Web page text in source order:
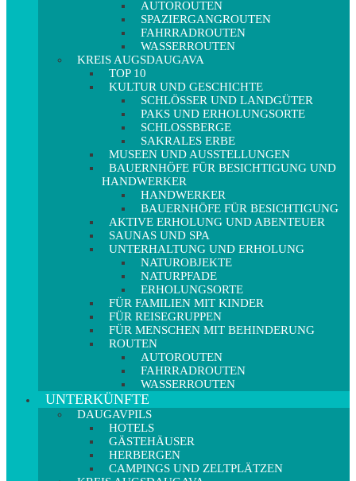
AUTOROUTEN
SPAZIERGANGROUTEN
FAHRRADROUTEN
WASSERROUTEN
KREIS AUGSDAUGAVA
TOP 10
KULTUR UND GESCHICHTE
SCHLÖSSER UND LANDGÜTER
PAKS UND ERHOLUNGSORTE
SCHLOSSBERGE
SAKRALES ERBE
MUSEEN UND AUSSTELLUNGEN
BAUERNHÖFE FÜR BESICHTIGUNG UND
HANDWERKER
HANDWERKER
BAUERNHÖFE FÜR BESICHTIGUNG
AKTIVE ERHOLUNG UND ABENTEUER
SAUNAS UND SPA
UNTERHALTUNG UND ERHOLUNG
NATUROBJEKTE
NATURPFADE
ERHOLUNGSORTE
FÜR FAMILIEN MIT KINDER
FÜR REISEGRUPPEN
FÜR MENSCHEN MIT BEHINDERUNG
ROUTEN
AUTOROUTEN
FAHRRADROUTEN
WASSERROUTEN
UNTERKÜNFTE
DAUGAVPILS
HOTELS
GÄSTEHÄUSER
HERBERGEN
CAMPINGS UND ZELTPLÄTZEN